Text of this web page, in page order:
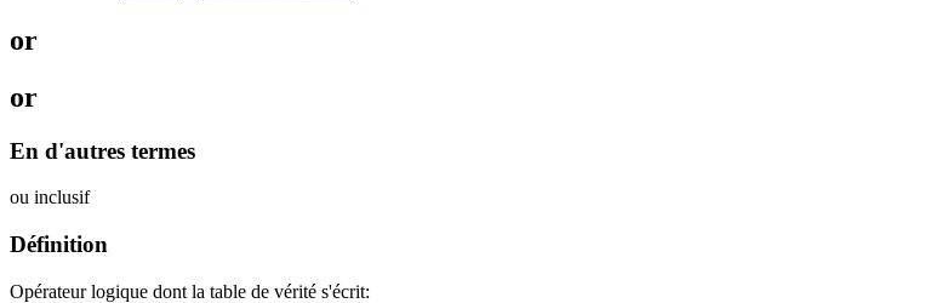
or
or
En d'autres termes
ou inclusif
Définition
Opérateur logique dont la table de vérité s'écrit: